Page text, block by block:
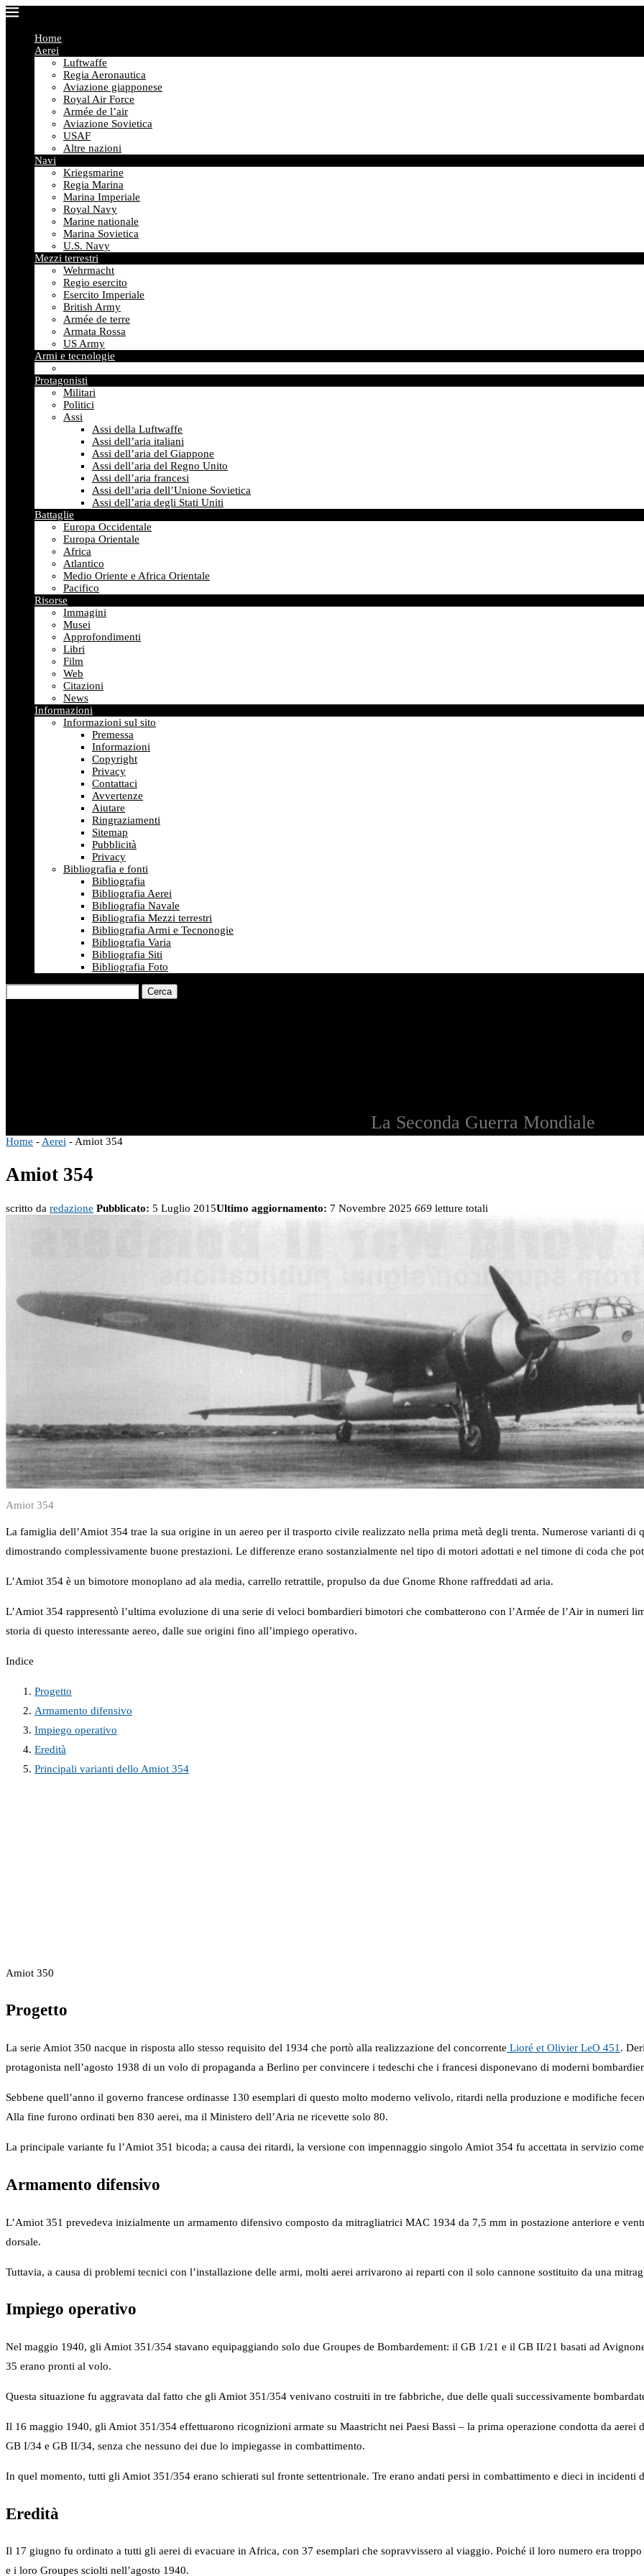
Home
Aerei
Luftwaffe
Regia Aeronautica
Aviazione giapponese
Royal Air Force
Armée de l’air
Aviazione Sovietica
USAF
Altre nazioni
Navi
Kriegsmarine
Regia Marina
Marina Imperiale
Royal Navy
Marine nationale
Marina Sovietica
U.S. Navy
Mezzi terrestri
Wehrmacht
Regio esercito
Esercito Imperiale
British Army
Armée de terre
Armata Rossa
US Army
Armi e tecnologie
Protagonisti
Militari
Politici
Assi
Assi della Luftwaffe
Assi dell’aria italiani
Assi dell’aria del Giappone
Assi dell’aria del Regno Unito
Assi dell’aria francesi
Assi dell’aria dell’Unione Sovietica
Assi dell’aria degli Stati Uniti
Battaglie
Europa Occidentale
Europa Orientale
Africa
Atlantico
Medio Oriente e Africa Orientale
Pacifico
Risorse
Immagini
Musei
Approfondimenti
Libri
Film
Web
Citazioni
News
Informazioni
Informazioni sul sito
Premessa
Informazioni
Copyright
Privacy
Contattaci
Avvertenze
Aiutare
Ringraziamenti
Sitemap
Pubblicità
Privacy
Bibliografia e fonti
Bibliografia
Bibliografia Aerei
Bibliografia Navale
Bibliografia Mezzi terrestri
Bibliografia Armi e Tecnonogie
Bibliografia Varia
Bibliografia Siti
Bibliografia Foto
Cerca
La Seconda Guerra Mondiale
Home - Aerei - Amiot 354
Amiot 354
scritto da redazione Pubblicato: 5 Luglio 2015Ultimo aggiornamento: 7 Novembre 2025 669 letture totali
Amiot 354
La famiglia dell’Amiot 354 trae la sua origine in un aereo per il trasporto civile realizzato nella prima metà degli trenta. Numerose varianti di
dimostrando complessivamente buone prestazioni. Le differenze erano sostanzialmente nel tipo di motori adottati e nel timone di coda che
L’Amiot 354 è un bimotore monoplano ad ala media, carrello retrattile, propulso da due Gnome Rhone raffreddati ad aria.
L’Amiot 354 rappresentò l’ultima evoluzione di una serie di veloci bombardieri bimotori che combatterono con l’Armée de l’Air in numeri
storia di questo interessante aereo, dalle sue origini fino all’impiego operativo.
Indice
Progetto
Armamento difensivo
Impiego operativo
Eredità
Principali varianti dello Amiot 354
Amiot 350
Progetto
La serie Amiot 350 nacque in risposta allo stesso requisito del 1934 che portò alla realizzazione del concorrente Lioré et Olivier LeO 451 .
protagonista nell’agosto 1938 di un volo di propaganda a Berlino per convincere i tedeschi che i francesi disponevano di moderni
Sebbene quell’anno il governo francese ordinasse 130 esemplari di questo molto moderno velivolo, ritardi nella produzione e modifiche
Alla fine furono ordinati ben 830 aerei, ma il Ministero dell’Aria ne ricevette solo 80.
La principale variante fu l’Amiot 351 bicoda; a causa dei ritardi, la versione con impennaggio singolo Amiot 354 fu accettata in servizio
Armamento difensivo
L’Amiot 351 prevedeva inizialmente un armamento difensivo composto da mitragliatrici MAC 1934 da 7,5 mm in postazione anteriore e
dorsale.
Tuttavia, a causa di problemi tecnici con l’installazione delle armi, molti aerei arrivarono ai reparti con il solo cannone sostituito da una
Impiego operativo
Nel maggio 1940, gli Amiot 351/354 stavano equipaggiando solo due Groupes de Bombardement: il GB 1/21 e il GB II/21 basati ad
35 erano pronti al volo.
Questa situazione fu aggravata dal fatto che gli Amiot 351/354 venivano costruiti in tre fabbriche, due delle quali successivamente
Il 16 maggio 1940, gli Amiot 351/354 effettuarono ricognizioni armate su Maastricht nei Paesi Bassi – la prima operazione condotta da
GB I/34 e GB II/34, senza che nessuno dei due lo impiegasse in combattimento.
In quel momento, tutti gli Amiot 351/354 erano schierati sul fronte settentrionale. Tre erano andati persi in combattimento e dieci in incidenti
Eredità
Il 17 giugno fu ordinato a tutti gli aerei di evacuare in Africa, con 37 esemplari che sopravvissero al viaggio. Poiché il loro numero era
e i loro Groupes sciolti nell’agosto 1940.